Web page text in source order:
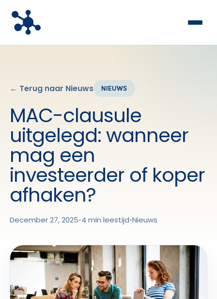
← Terug naar Nieuws NIEUWS
MAC-clausule
uitgelegd: wanneer
mag een
investeerder of koper
afhaken?
December 27, 2025•4 min leestijd•Nieuws